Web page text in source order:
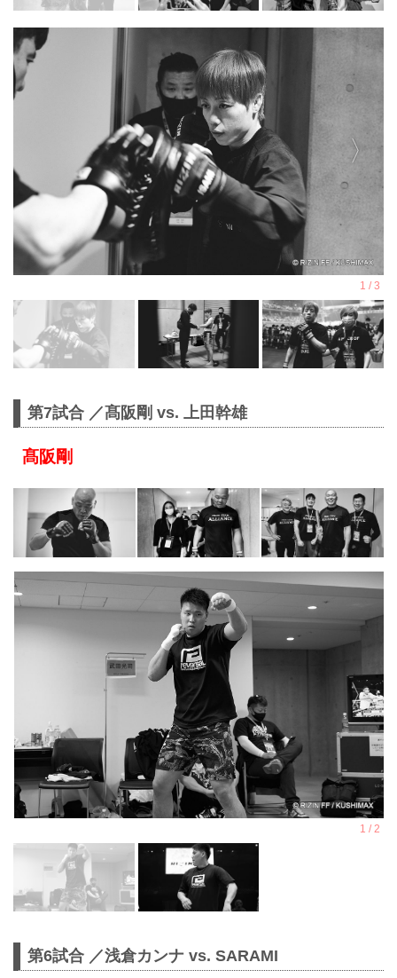
第7試合 ／髙阪剛 vs. 上田幹雄
髙阪剛
第6試合 ／浅倉カンナ vs. SARAMI